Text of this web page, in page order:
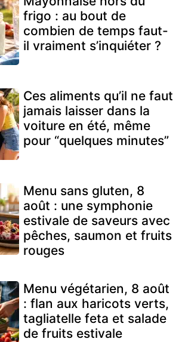
frigo : au bout de
combien de temps faut-
il vraiment s’inquiéter ?
Ces aliments qu’il ne faut
jamais laisser dans la
voiture en été, même
pour “quelques minutes”
Menu sans gluten, 8
août : une symphonie
estivale de saveurs avec
pêches, saumon et fruits
rouges
Menu végétarien, 8 août
: flan aux haricots verts,
tagliatelle feta et salade
de fruits estivale